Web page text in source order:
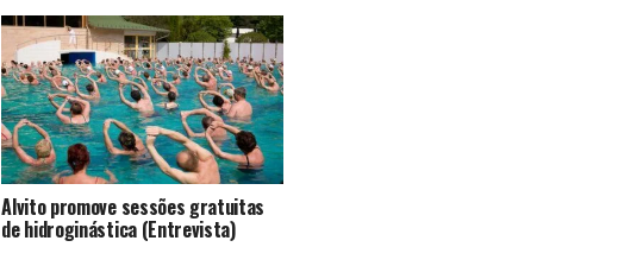
Alvito promove sessões gratuitas
de hidroginástica (Entrevista)